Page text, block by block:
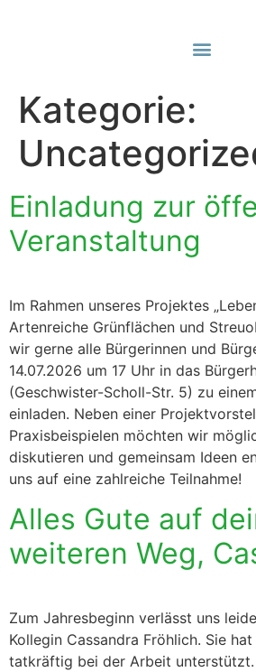
Kategorie:
Einladung zur
Veranstaltung
Im Rahmen unseres Projektes
Artenreiche Grünflächen und
wir gerne alle Bürgerinnen und
14.07.2026 um 17 Uhr in das
(Geschwister-Scholl-Str. 5) zu
einladen. Neben einer
Praxisbeispielen möchten wir
diskutieren und gemeinsam Ideen
uns auf eine zahlreiche Teilnahme!
Alles Gute auf
weiteren Weg,
Zum Jahresbeginn verlässt uns
Kollegin Cassandra Fröhlich. Sie
tatkräftig bei der Arbeit unterstützt.